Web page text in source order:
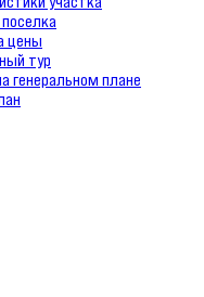
цены
тур
генеральном плане